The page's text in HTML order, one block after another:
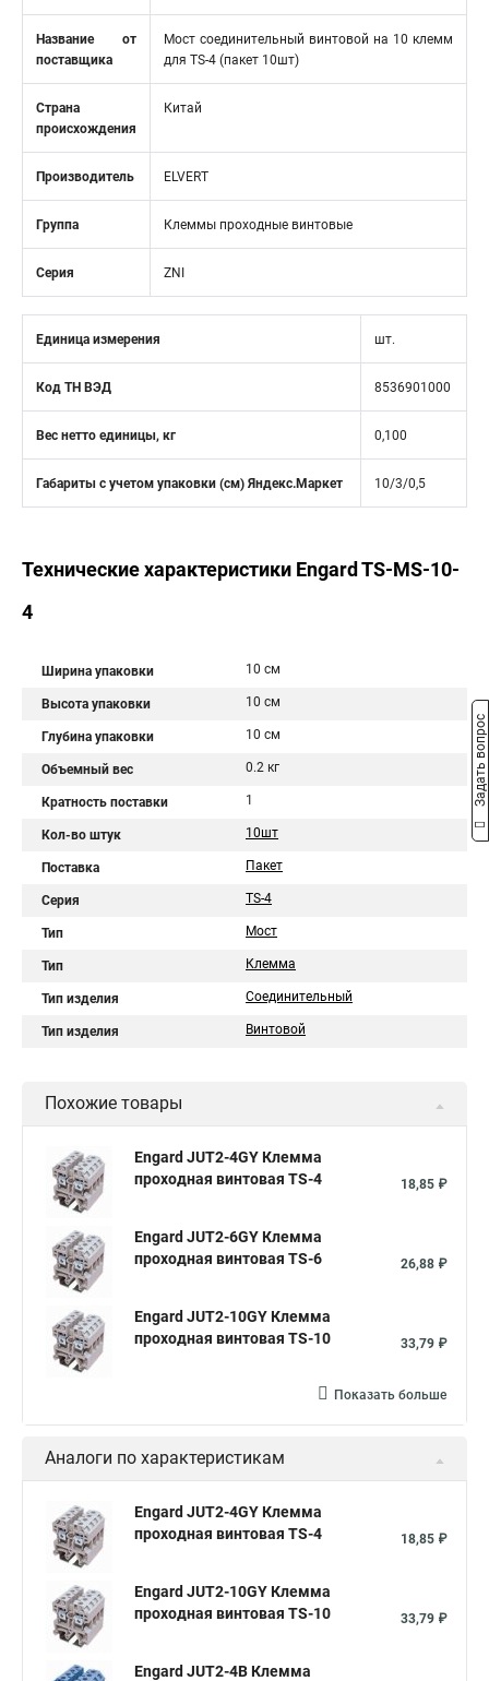
Название от
поставщика
Мост соединительный винтовой на 10 клемм
для TS-4 (пакет 10шт)
Страна
происхождения
Китай
Производитель ELVERT
Группа Клеммы проходные винтовые
Серия ZNI
Единица измерения шт.
Код ТН ВЭД 8536901000
Вес нетто единицы, кг 0,100
Габариты с учетом упаковки (см) Яндекс.Маркет 10/3/0,5
Технические характеристики Engard TS-MS-10-
4
Ширина упаковки 10 см
Высота упаковки 10 см
Глубина упаковки 10 см
Объемный вес 0.2 кг
Кратность поставки 1
Кол-во штук 10шт
Поставка Пакет
Серия TS-4
Тип Мост
Тип Клемма
Тип изделия Соединительный
Тип изделия Винтовой
Похожие товары
Engard JUT2-4GY Клемма
проходная винтовая TS-4
18,85 ₽
Engard JUT2-6GY Клемма
проходная винтовая TS-6
26,88 ₽
Engard JUT2-10GY Клемма
проходная винтовая TS-10
33,79 ₽
Показать больше
Аналоги по характеристикам
Engard JUT2-4GY Клемма
проходная винтовая TS-4
18,85 ₽
Engard JUT2-10GY Клемма
проходная винтовая TS-10
33,79 ₽
Engard JUT2-4B Клемма
Задать вопрос